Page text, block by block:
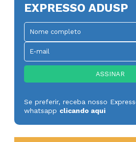
EXPRESSO ADUSP
Se preferir, receba nosso
whatsapp clicando aqui